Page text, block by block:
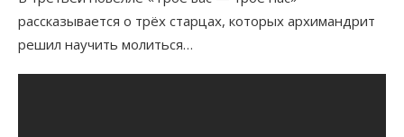
рассказывается о трёх старцах, которых архимандрит
решил научить молиться…